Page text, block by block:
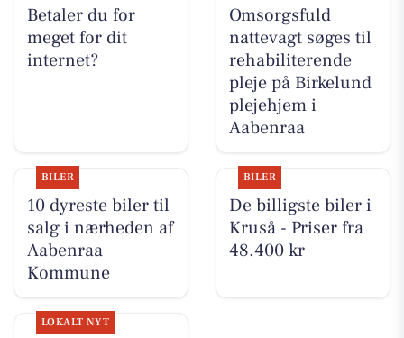
Betaler du for
meget for dit
internet?
Omsorgsfuld
nattevagt søges til
rehabiliterende
pleje på Birkelund
plejehjem i
Aabenraa
BILER
10 dyreste biler til
salg i nærheden af
Aabenraa
Kommune
BILER
De billigste biler i
Kruså - Priser fra
48.400 kr
LOKALT NYT